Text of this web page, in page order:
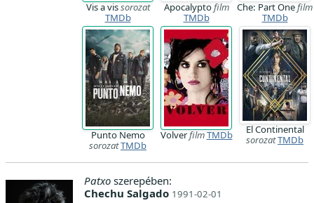
Vis a vissorozat
TMDb
Apocalyptofilm
TMDb
Che: Part Onefilm
TMDb
Punto Nemo
sorozatTMDb
VolverfilmTMDb
El Continental
sorozatTMDb
Patxo szerepében:
Chechu Salgado 1991-02-01